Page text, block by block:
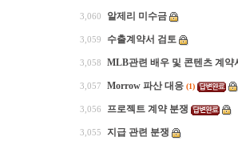
3,060 알제리 미수금
3,059 수출계약서 검토
3,058 MLB관련 배우 및 콘텐츠 계약
3,057 Morrow 파산 대응 (1)
3,056 프로젝트 계약 분쟁
3,055 지급 관련 분쟁